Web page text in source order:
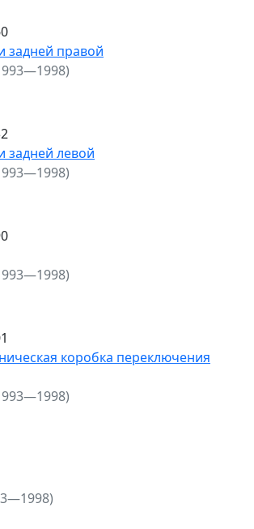
задней правой
задней левой
коробка переключения